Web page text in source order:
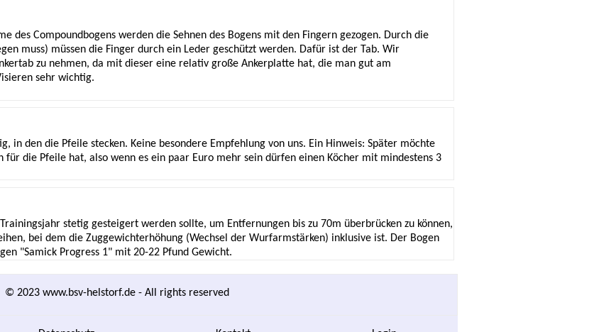
des Compoundbogens werden die Sehnen des Bogens mit den Fingern gezogen. Durch die
muss) müssen die Finger durch ein Leder geschützt werden. Dafür ist der Tab. Wir
zu nehmen, da mit dieser eine relativ große Ankerplatte hat, die man gut am
sehr wichtig.
in den die Pfeile stecken. Keine besondere Empfehlung von uns. Ein Hinweis: Später möchte
für die Pfeile hat, also wenn es ein paar Euro mehr sein dürfen einen Köcher mit mindestens 3
stetig gesteigert werden sollte, um Entfernungen bis zu 70m überbrücken zu können,
bei dem die Zuggewichterhöhung (Wechsel der Wurfarmstärken) inklusive ist. Der Bogen
"Samick Progress 1" mit 20-22 Pfund Gewicht.
© 2023 www.bsv-helstorf.de - All rights reserved